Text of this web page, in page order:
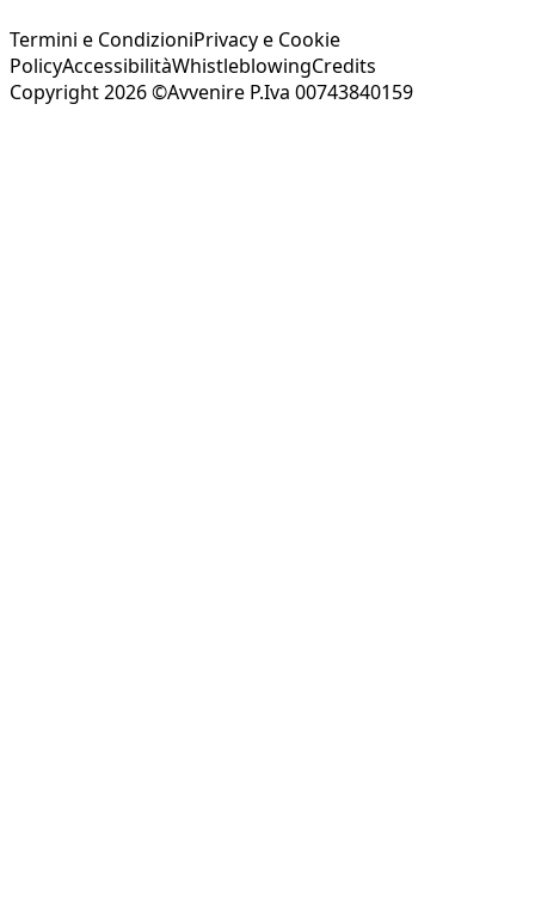
Termini e CondizioniPrivacy e Cookie
PolicyAccessibilitàWhistleblowingCredits
Copyright 2026 ©Avvenire P.Iva 00743840159